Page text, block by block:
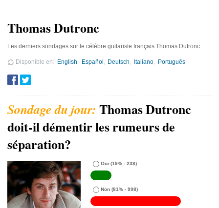
Thomas Dutronc
Les derniers sondages sur le célèbre guitariste français Thomas Dutronc.
Disponible en English Español Deutsch Italiano Português
Thomas Dutronc
doit-il démentir les rumeurs de
séparation?
Oui (19% - 238)
Non (81% - 998)